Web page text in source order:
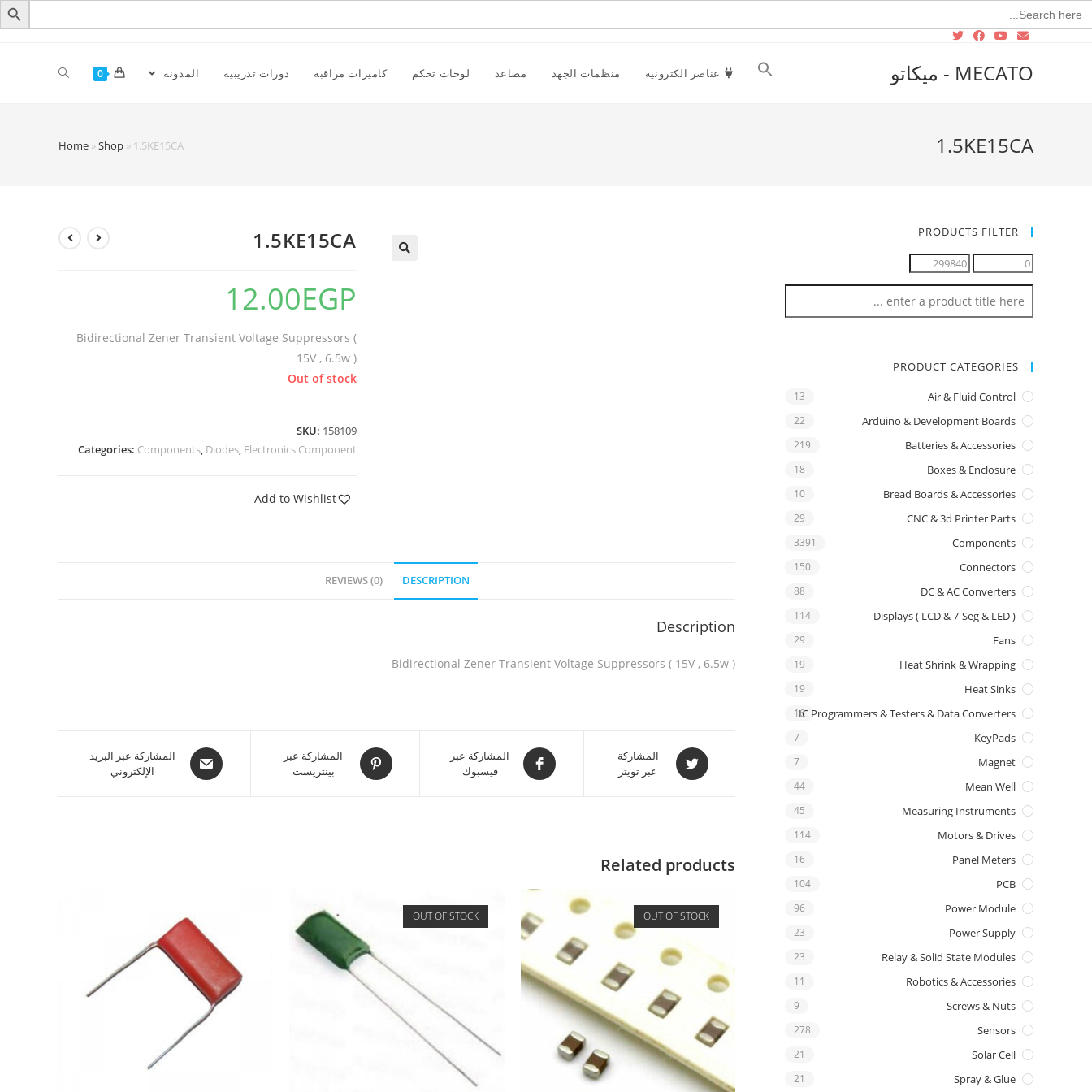
Search
for:
MECATO - ميكاتو عناصر الكترونية منظمات الجهد مصاعد لوحات تحكم كاميرات مراقبة دورات تدريبية المدونة 0
1.5KE15CA
Home »Shop » 1.5KE15CA
1.5KE15CA
12.00EGP
Bidirectional Zener Transient Voltage Suppressors (
15V , 6.5w )
Out of stock
SKU: 158109
Categories: Components, Diodes, Electronics Component
Add to Wishlist
DESCRIPTION
REVIEWS (0)
Description
Bidirectional Zener Transient Voltage Suppressors ( 15V , 6.5w )
المشاركة
عبر تويتر
المشاركة عبر
فيسبوك
المشاركة عبر
بينتريست
المشاركة عبر البريد
الإلكتروني
Related products
OUT OF STOCK
OUT OF STOCK
PRODUCTS FILTER
PRODUCT CATEGORIES
Air & Fluid Control
13
Arduino & Development Boards
22
Batteries & Accessories
219
Boxes & Enclosure
18
Bread Boards & Accessories
10
CNC & 3d Printer Parts
29
Components
3391
Connectors
150
DC & AC Converters
88
Displays ( LCD & 7-Seg & LED )
114
Fans
29
Heat Shrink & Wrapping
19
Heat Sinks
19
IC Programmers & Testers & Data Converters
16
KeyPads
7
Magnet
7
Mean Well
44
Measuring Instruments
45
Motors & Drives
114
Panel Meters
16
PCB
104
Power Module
96
Power Supply
23
Relay & Solid State Modules
23
Robotics & Accessories
11
Screws & Nuts
9
Sensors
278
Solar Cell
21
Spray & Glue
21